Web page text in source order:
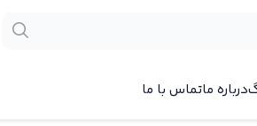
درباره ماتماس با ما